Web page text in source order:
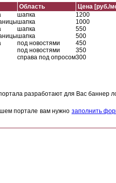
Область
Цена [руб./
шапка
1200
шапка
1000
шапка
550
шапка
500
под новостями
450
под новостями
350
справа под опросом300
разработают для Вас баннер
портале вам нужно заполнить